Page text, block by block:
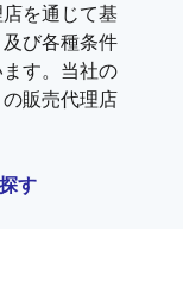
を通じて基
び各種条件
す。当社の
販売代理店
す